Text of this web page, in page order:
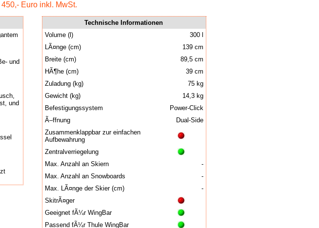
450,- Euro inkl. MwSt.
und
und
Technische Informationen
Volume (l)
300 l
LÃ¤nge (cm)
139 cm
Breite (cm)
89,5 cm
HÃ¶he (cm)
39 cm
Zuladung (kg)
75 kg
Gewicht (kg)
14,3 kg
Befestigungssystem
Power-Click
Ã–ffnung
Dual-Side
Zusammenklappbar zur einfachen
Aufbewahrung
Zentralverriegelung
Max. Anzahl an Skiern
-
Max. Anzahl an Snowboards
-
Max. LÃ¤nge der Skier (cm)
-
SkitrÃ¤ger
Geeignet fÃ¼r WingBar
Passend fÃ¼r Thule WingBar